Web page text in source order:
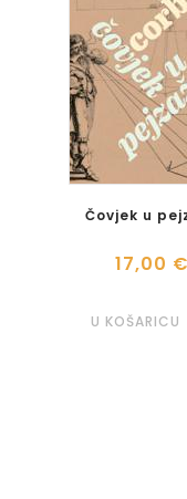
Čovjek u
17,00 €
U KOŠARICU